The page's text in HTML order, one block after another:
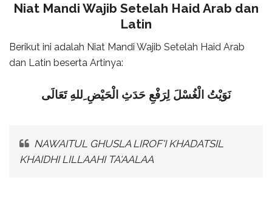
Niat Mandi Wajib Setelah Haid Arab dan
Latin
Berikut ini adalah Niat Mandi Wajib Setelah Haid Arab
dan Latin beserta Artinya:
نَوَيْتُ الْغُسْلَ لِرَفْعِ حَدَثِ الْحَيْضِ ِللهِ تَعَالَى
NAWAITUL GHUSLA LIROF'I KHADATSIL
KHAIDHI LILLAAHI TA'AALAA